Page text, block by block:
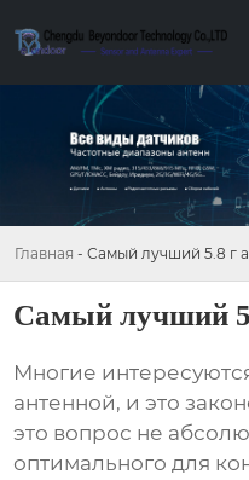
Главная - Самый лучший 5.8 г
Самый лучший
Многие
антенной, и это
это вопрос не
оптимального для